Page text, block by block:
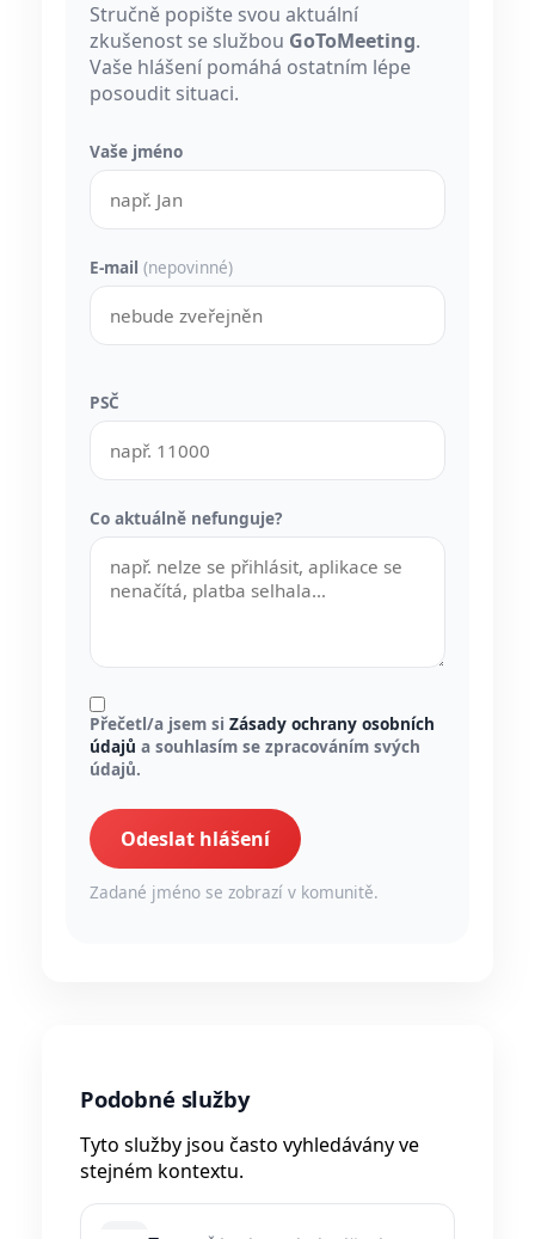
Stručně popište svou aktuální
zkušenost se službou GoToMeeting.
Vaše hlášení pomáhá ostatním lépe
posoudit situaci.
Vaše jméno
E-mail (nepovinné)
PSČ
Co aktuálně nefunguje?
Přečetl/a jsem si Zásady ochrany osobních
údajů a souhlasím se zpracováním svých
údajů.
Odeslat hlášení
Zadané jméno se zobrazí v komunitě.
Podobné služby
Tyto služby jsou často vyhledávány ve
stejném kontextu.